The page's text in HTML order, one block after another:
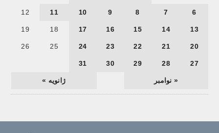
« نوامبر ژانویه »
6
7
8
9
10
11
12
13
14
15
16
17
18
19
20
21
22
23
24
25
26
27
28
29
30
31